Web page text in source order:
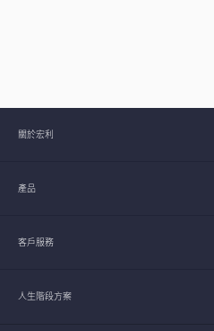
關於宏利
產品
客戶服務
人生階段方案